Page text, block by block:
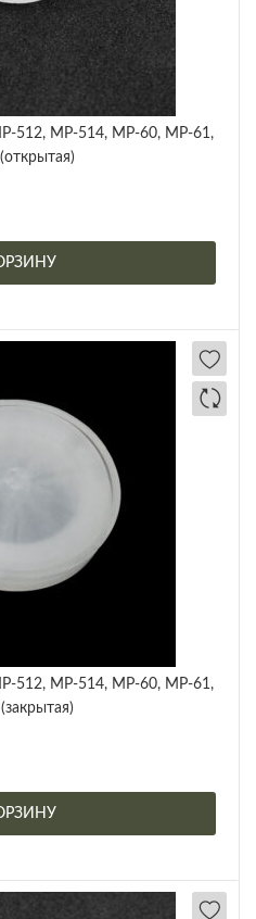
512, МР-514, МР-60, МР-61,
512, МР-514, МР-60, МР-61,